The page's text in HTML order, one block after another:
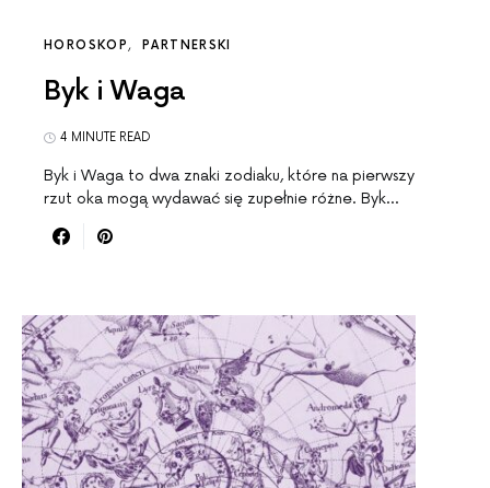
HOROSKOP PARTNERSKI
Byk i Waga
4 MINUTE READ
Byk i Waga to dwa znaki zodiaku, które na pierwszy
rzut oka mogą wydawać się zupełnie różne. Byk…